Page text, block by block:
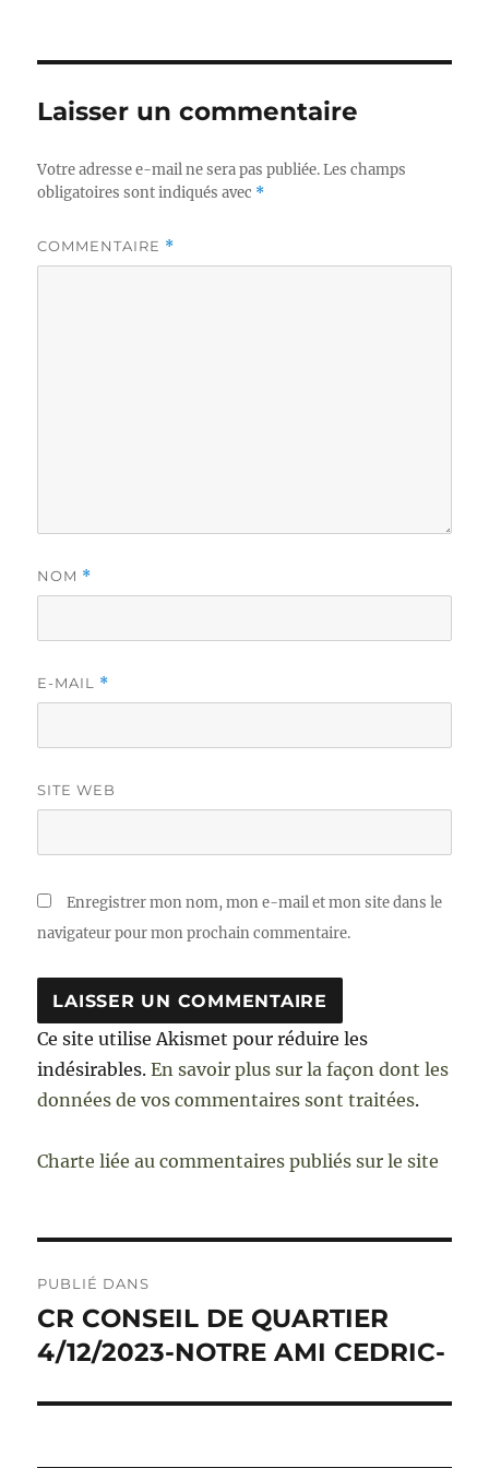
Laisser un commentaire
Votre adresse e-mail ne sera pas publiée. Les champs
obligatoires sont indiqués avec *
COMMENTAIRE *
NOM *
E-MAIL *
SITE WEB
Enregistrer mon nom, mon e-mail et mon site dans le
navigateur pour mon prochain commentaire.
Ce site utilise Akismet pour réduire les
indésirables.En savoir plus sur la façon dont les
données de vos commentaires sont traitées.
Charte liée au commentaires publiés sur le site
de
l’article
PUBLIÉ DANS
CR CONSEIL DE QUARTIER
4/12/2023-NOTRE AMI CEDRIC-